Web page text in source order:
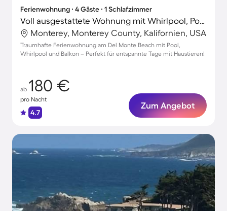
Ferienwohnung ∙ 4 Gäste ∙ 1 Schlafzimmer
Voll ausgestattete Wohnung mit Whirlpool, Pool und Sauna | Naturblick | Neben dem Strand | Haustierfreundlich
Monterey, Monterey County, Kalifornien, USA
Traumhafte Ferienwohnung am Del Monte Beach mit Pool,
Whirlpool und Balkon – Perfekt für entspannte Tage mit Haustieren!
ab 180 €
pro Nacht
4.7
Zum Angebot